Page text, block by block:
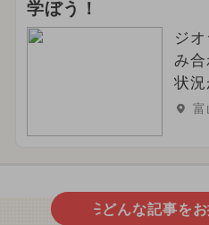
学ぼう！
ジ
み
状況
富
どんな記事を